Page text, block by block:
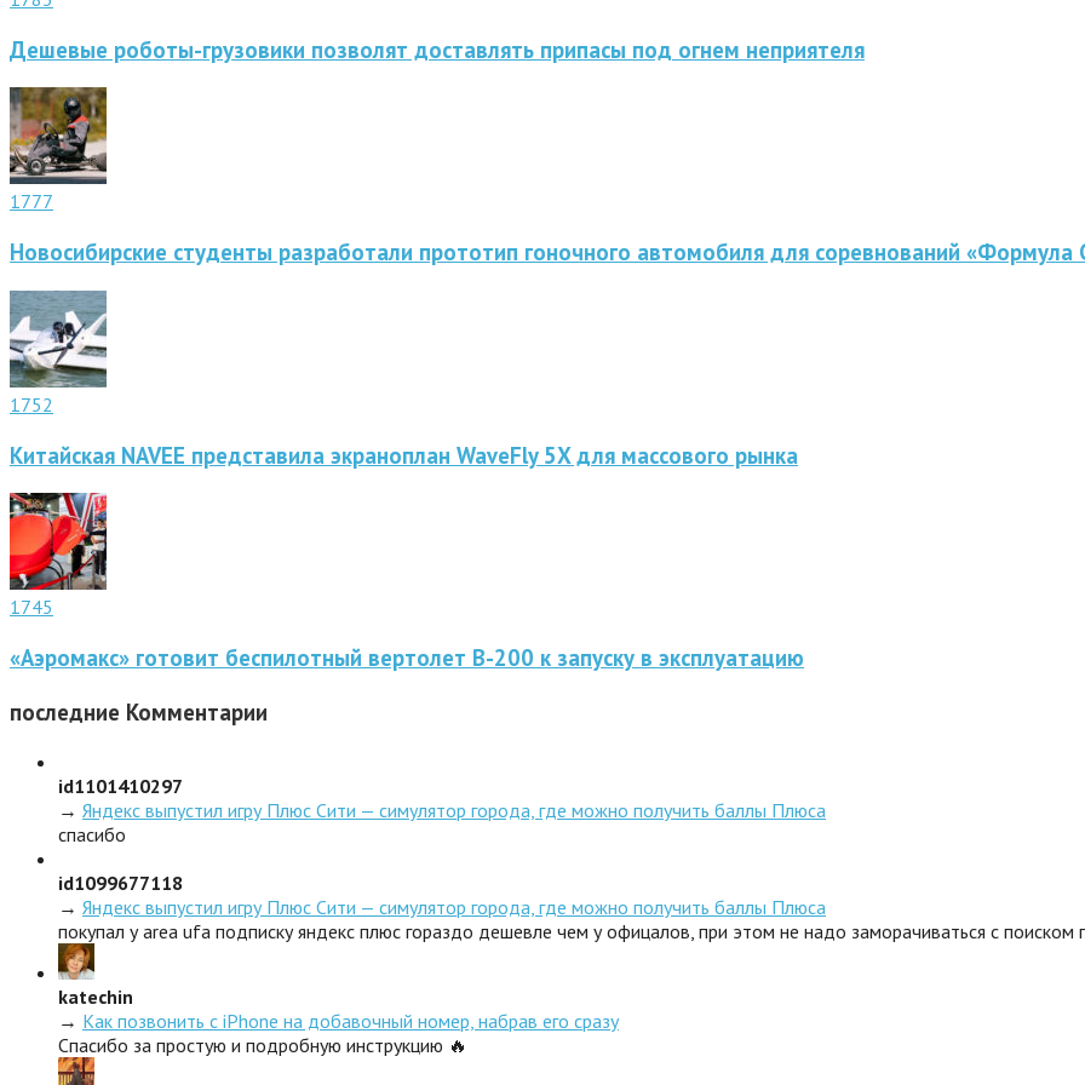
Дешевые роботы-грузовики позволят доставлять припасы под огнем неприятеля
1777
Новосибирские студенты разработали прототип гоночного автомобиля для соревнований «Формула
1752
Китайская NAVEE представила экраноплан WaveFly 5X для массового рынка
1745
«Аэромакс» готовит беспилотный вертолет В-200 к запуску в эксплуатацию
последние Комментарии
id1101410297
→ Яндекс выпустил игру Плюс Сити — симулятор города, где можно получить баллы Плюса
спасибо
id1099677118
→ Яндекс выпустил игру Плюс Сити — симулятор города, где можно получить баллы Плюса
покупал у area ufa подписку яндекс плюс гораздо дешевле чем у офицалов, при этом не надо заморачиваться с поиском
katechin
→ Как позвонить с iPhone на добавочный номер, набрав его сразу
Спасибо за простую и подробную инструкцию 🔥